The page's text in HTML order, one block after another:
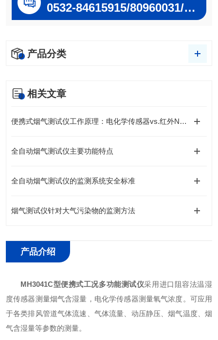
0532-84615915/80960031/80960032
产品分类
相关文章
便携式烟气测试仪工作原理：电化学传感器vs.红外NDIR技术对比
全自动烟气测试仪主要功能特点
全自动烟气测试仪的监测系统安全标准
烟气测试仪针对大气污染物的监测方法
产品介绍
MH3041C型便携式工况多功能测试仪采用进口阻容法温湿
度传感器测量烟气含湿量，电化学传感器测量氧气浓度。可应用
于各类排风管道气体流速、气体流量、动压静压、烟气温度、烟
气含湿量等参数的测量。